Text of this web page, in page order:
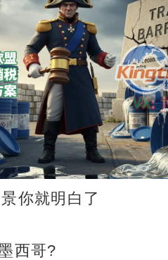
就明白了
西哥?